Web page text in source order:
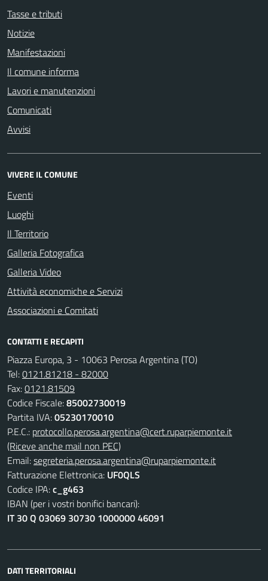
Tasse e tributi
Notizie
Manifestazioni
Il comune informa
Lavori e manutenzioni
Comunicati
Avvisi
VIVERE IL COMUNE
Eventi
Luoghi
Il Territorio
Galleria Fotografica
Galleria Video
Attività economiche e Servizi
Associazioni e Comitati
CONTATTI E RECAPITI
Piazza Europa, 3 - 10063 Perosa Argentina (TO)
Tel:0121.81218 - 82000
Fax:0121.81509
Codice Fiscale:85002730019
Partita IVA:05230170010
P.E.C.: protocollo.perosa.argentina@cert.ruparpiemonte.it
(Riceve anche mail non PEC)
Email:segreteria.perosa.argentina@ruparpiemonte.it
Fatturazione Elettronica: UF0QLS
Codice IPA:c_g463
IBAN (per i vostri bonifici bancari):
IT 30 Q 03069 30730 1000000 46091
DATI TERRITORIALI